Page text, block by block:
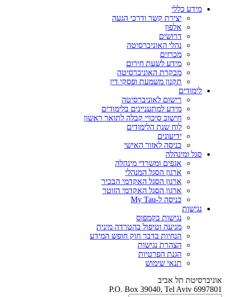
מידע כללי
יצירת קשר ודרכי הגעה
אלפון
דרושים
נהלי האוניברסיטה
מכרזים
מידע לשעת חירום
מבקרת האוניברסיטה
תקנון משמעת ופסקי דין
לימודים
רישום לאוניברסיטה
מידע למתעניינים בלימודים
חישוב סיכויי קבלה לתואר ראשון
לוח שנת הלימודים
ידיעונים
כניסה לאזור האישי
סגל ומינהלה
אגפים ומשרדי מינהלה
ארגון הסגל המנהלי
ארגון הסגל האקדמי הבכיר
ארגון הסגל האקדמי הזוטר
כניסה ל-My Tau
נגישות
נגישות בקמפוס
מניעה וטיפול בהטרדה מינית
הנחיות בדבר חוק חופש המידע
הצהרת נגישות
הגנת הפרטיות
תנאי שימוש
אוניברסיטת תל אביב
P.O. Box 39040, Tel Aviv 6997801